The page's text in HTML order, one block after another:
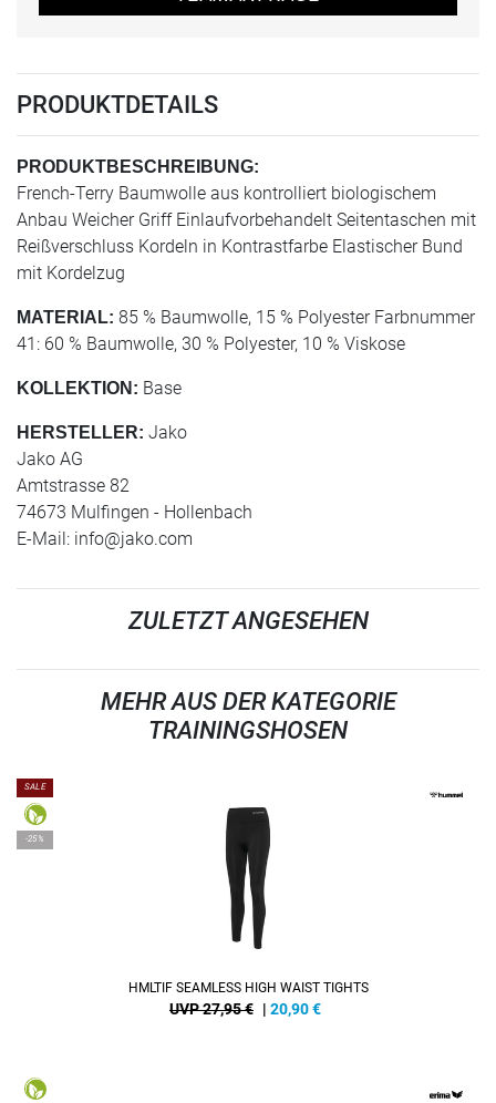
PRODUKTDETAILS
PRODUKTBESCHREIBUNG:
French-Terry Baumwolle aus kontrolliert biologischem
Anbau Weicher Griff Einlaufvorbehandelt Seitentaschen mit
Reißverschluss Kordeln in Kontrastfarbe Elastischer Bund
mit Kordelzug
MATERIAL: 85 % Baumwolle, 15 % Polyester Farbnummer
41: 60 % Baumwolle, 30 % Polyester, 10 % Viskose
KOLLEKTION: Base
HERSTELLER: Jako
Jako AG
Amtstrasse 82
74673 Mulfingen - Hollenbach
E-Mail: info@jako.com
ZULETZT ANGESEHEN
MEHR AUS DER KATEGORIE
TRAININGSHOSEN
SALE
-25%
HMLTIF SEAMLESS HIGH WAIST TIGHTS
UVP 27,95 € | 20,90€